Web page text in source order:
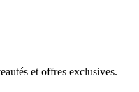
et offres exclusives.